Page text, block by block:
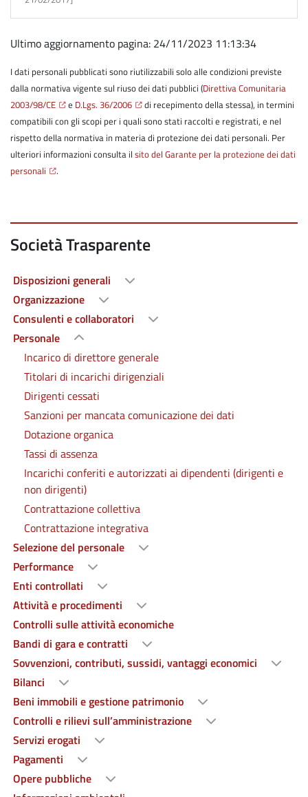
Ultimo aggiornamento pagina: 24/11/2023 11:13:34
I dati personali pubblicati sono riutilizzabili solo alle condizioni previste
dalla normativa vigente sul riuso dei dati pubblici (Direttiva Comunitaria
2003/98/CE
e D.Lgs. 36/2006
di recepimento della stessa), in termini
compatibili con gli scopi per i quali sono stati raccolti e registrati, e nel
rispetto della normativa in materia di protezione dei dati personali. Per
ulteriori informazioni consulta il sito del Garante per la protezione dei dati
personali
.
Società Trasparente
Disposizioni generali
Organizzazione
Consulenti e collaboratori
Personale
Incarico di direttore generale
Titolari di incarichi dirigenziali
Dirigenti cessati
Sanzioni per mancata comunicazione dei dati
Dotazione organica
Tassi di assenza
Incarichi conferiti e autorizzati ai dipendenti (dirigenti e
non dirigenti)
Contrattazione collettiva
Contrattazione integrativa
Selezione del personale
Performance
Enti controllati
Attività e procedimenti
Controlli sulle attività economiche
Bandi di gara e contratti
Sovvenzioni, contributi, sussidi, vantaggi economici
Bilanci
Beni immobili e gestione patrimonio
Controlli e rilievi sull’amministrazione
Servizi erogati
Pagamenti
Opere pubbliche